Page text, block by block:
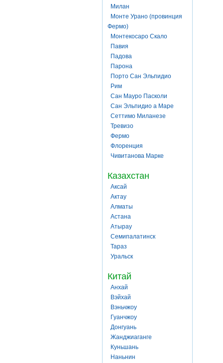
Милан
Монте Урано (провинция
Фермо)
Монтекосаро Скало
Павия
Падова
Парона
Порто Сан Эльпидио
Рим
Сан Мауро Пасколи
Сан Эльпидио а Маре
Сеттимо Миланезе
Тревизо
Фермо
Флоренция
Чивитанова Марке
Казахстан
Аксай
Актау
Алматы
Астана
Атырау
Семипалатинск
Тараз
Уральск
Китай
Анхай
Вэйхай
Вэньчжоу
Гуанчжоу
Донгуань
Жанджиаганге
Куньшань
Наньнин